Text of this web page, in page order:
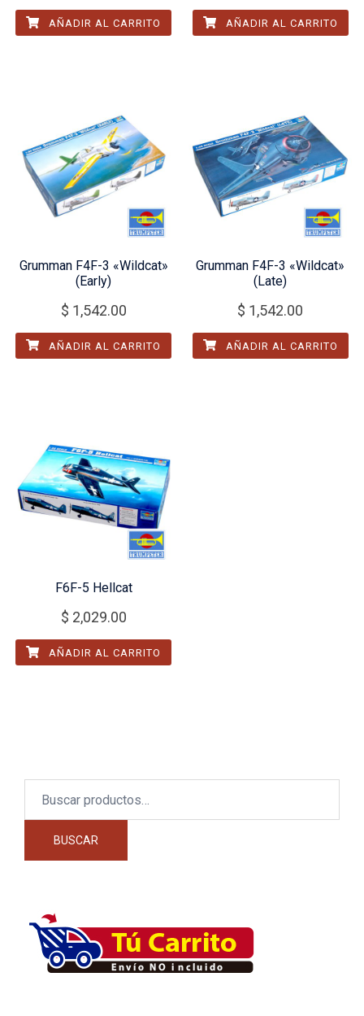
AÑADIR AL CARRITO AÑADIR AL CARRITO
Grumman F4F-3 «Wildcat»
(Early)
$ 1,542.00
AÑADIR AL CARRITO
Grumman F4F-3 «Wildcat»
(Late)
$ 1,542.00
AÑADIR AL CARRITO
F6F-5 Hellcat
$ 2,029.00
AÑADIR AL CARRITO
BUSCAR